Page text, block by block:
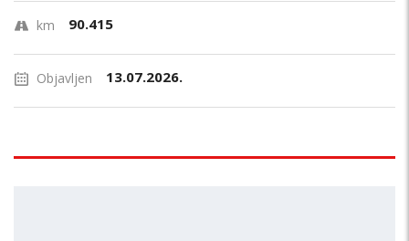
km 90.415
Objavljen 13.07.2026.